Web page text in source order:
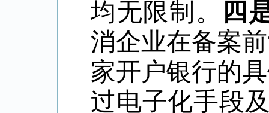
均无限制。
四
消企业在备案
家开户银行的
过电子化手段